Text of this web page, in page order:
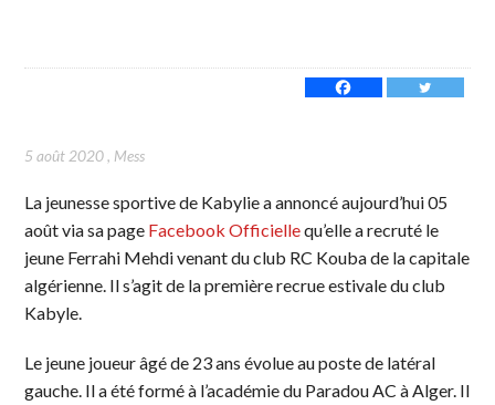
5 août 2020, Mess
La jeunesse sportive de Kabylie a annoncé aujourd’hui 05
août via sa page Facebook Officiellequ’elle a recruté le
jeune Ferrahi Mehdi venant du club RC Kouba de la capitale
algérienne. Il s’agit de la première recrue estivale du club
Kabyle.
Le jeune joueur âgé de 23 ans évolue au poste de latéral
gauche. Il a été formé à l’académie du Paradou AC à Alger. Il